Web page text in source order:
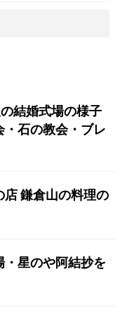
結婚式場の様子
・石の教会・ブレ
店 鎌倉山の料理の
星のや阿結抄を